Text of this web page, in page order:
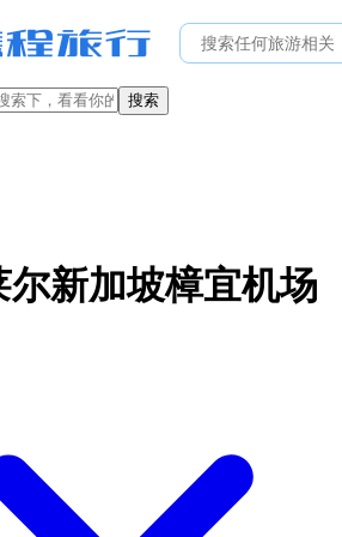
搜索
尔新加坡樟宜机场